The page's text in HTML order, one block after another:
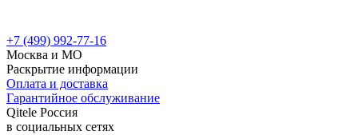
+7 (499) 992-77-16
Москва и МО
Раскрытие информации
Оплата и доставка
Гарантийное обслуживание
Qitele Россия
в социальных сетях